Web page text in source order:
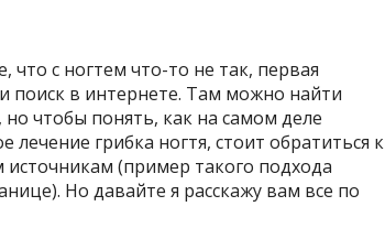
что с ногтем что-то не так, первая
поиск в интернете. Там можно найти
чтобы понять, как на самом деле
лечение грибка ногтя, стоит обратиться к
(пример такого подхода
Но давайте я расскажу вам все по